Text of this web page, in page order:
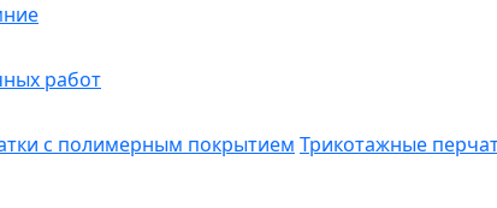
работ
с полимерным покрытием Трикотажные